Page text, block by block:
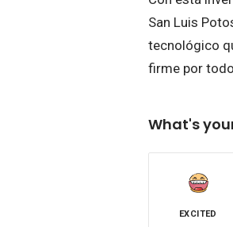
San Luis
tecnológico
firme por
What's
EXCITED